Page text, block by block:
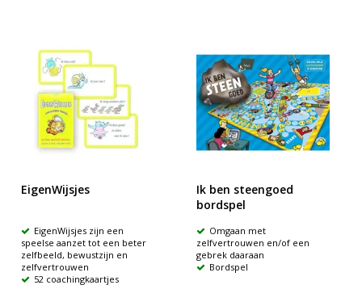
EigenWijsjes
EigenWijsjes zijn een
speelse aanzet tot een beter
zelfbeeld, bewustzijn en
zelfvertrouwen
52 coachingkaartjes
Ik ben steengoed
bordspel
Omgaan met
zelfvertrouwen en/of een
gebrek daaraan
Bordspel